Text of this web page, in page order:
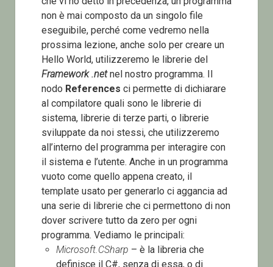
non è mai composto da un singolo file
eseguibile, perché come vedremo nella
prossima lezione, anche solo per creare un
Hello World, utilizzeremo le librerie del
Framework .netnel nostro programma. Il
nodo References ci permette di dichiarare
al compilatore quali sono le librerie di
sistema, librerie di terze parti, o librerie
sviluppate da noi stessi, che utilizzeremo
all’interno del programma per interagire con
il sistema e l’utente. Anche in un programma
vuoto come quello appena creato, il
template usato per generarlo ci aggancia ad
una serie di librerie che ci permettono di non
dover scrivere tutto da zero per ogni
programma. Vediamo le principali:
Microsoft.CSharp – è la libreria che
definisce il C#, senza di essa, o di